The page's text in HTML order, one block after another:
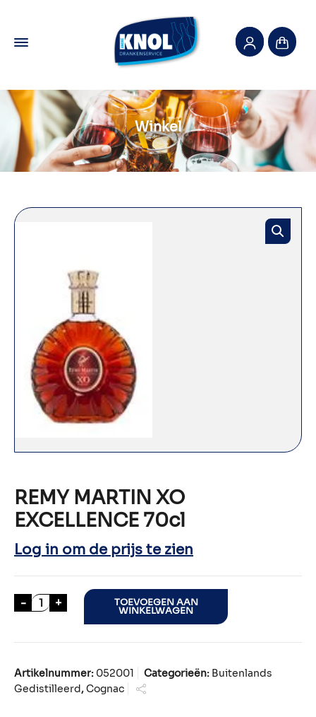
Winkel
REMY MARTIN XO
EXCELLENCE 70cl
Log in om de prijs te zien
- REMY MARTIN XO EXCELLENCE 70cl aantal
+ TOEVOEGEN AAN
WINKELWAGEN
Artikelnummer: 052001 Categorieën: Buitenlands
Gedistilleerd,Cognac